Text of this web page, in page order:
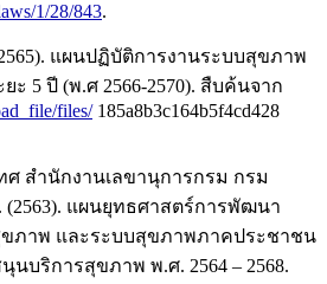
1/28/843.
แผนปฏิบัติการงานระบบสุขภาพ
ะ 5 ปี (พ.ศ 2566-2570). สืบค้นจาก
files/185a8b3c164b5f4cd428
ศ สำนักงานเลขานุการกรม กรม
แผนยุทธศาสตร์การพัฒนา
ขภาพ และระบบสุขภาพภาคประชาชน
นบริการสุขภาพ พ.ศ. 2564 – 2568.